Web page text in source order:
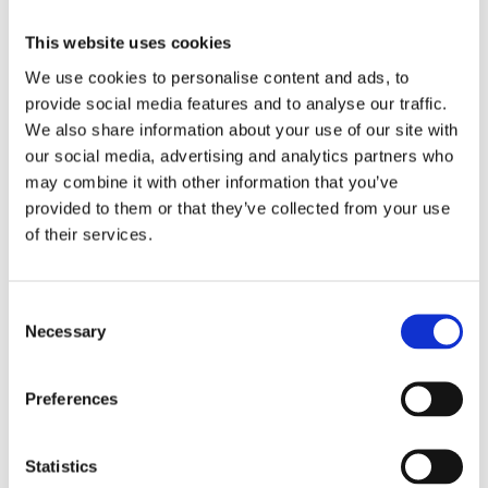
This website uses cookies
We use cookies to personalise content and ads, to
provide social media features and to analyse our traffic.
We also share information about your use of our site with
our social media, advertising and analytics partners who
may combine it with other information that you’ve
provided to them or that they’ve collected from your use
of their services.
Necessary
Preferences
Statistics
30-54 MOTOR SPROCKET.
30-54 B.T.
MH519440
715KR
Lägg till i favoriter
30-54 B.T. (WITH TAPERED
SPROCKET SHAFT)
MH519435
955KR
Lägg till i favoriter